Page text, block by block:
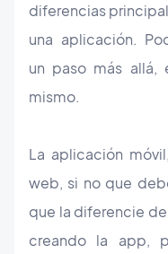
diferencias
una aplicación.
un paso más allá,
mismo.
La aplicación
web, si no que
que la diferencie
creando la app,